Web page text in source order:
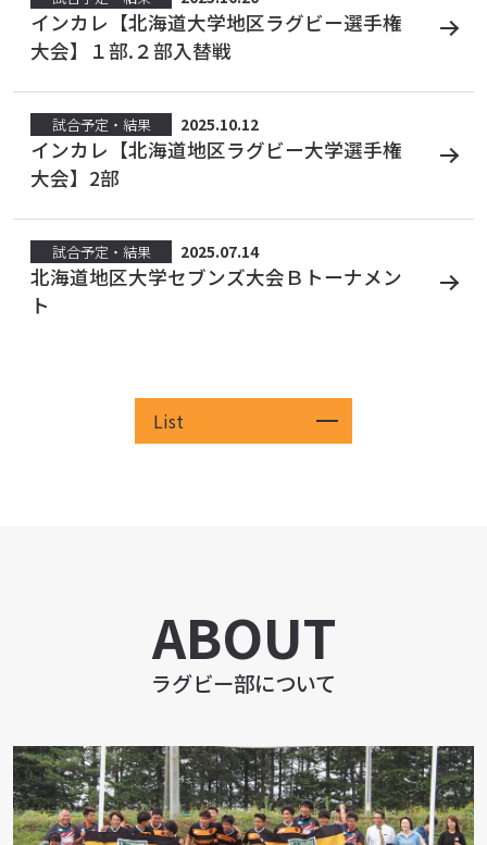
試合予定・結果 2025.10.20
インカレ【北海道大学地区ラグビー選手権
大会】１部.２部入替戦
試合予定・結果 2025.10.12
インカレ【北海道地区ラグビー大学選手権
大会】2部
試合予定・結果 2025.07.14
北海道地区大学セブンズ大会Ｂトーナメン
ト
List
ラグビー部について